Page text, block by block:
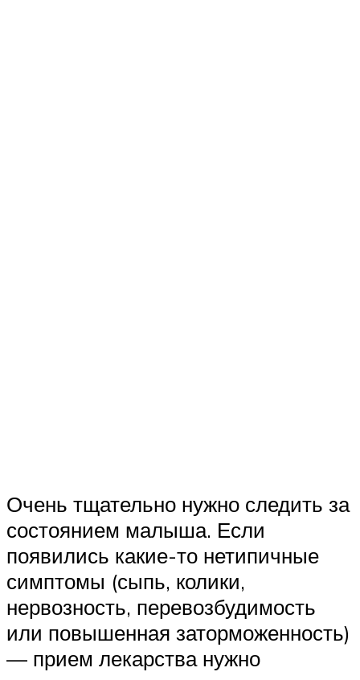
Очень тщательно нужно следить за
состоянием малыша. Если
появились какие-то нетипичные
симптомы (сыпь, колики,
нервозность, перевозбудимость
или повышенная заторможенность)
— прием лекарства нужно